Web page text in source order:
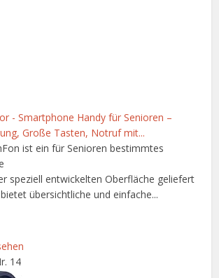
- Smartphone Handy für Senioren –
Große Tasten, Notruf mit...
ist ein für Senioren bestimmtes
speziell entwickelten Oberfläche geliefert
übersichtliche und einfache...
14